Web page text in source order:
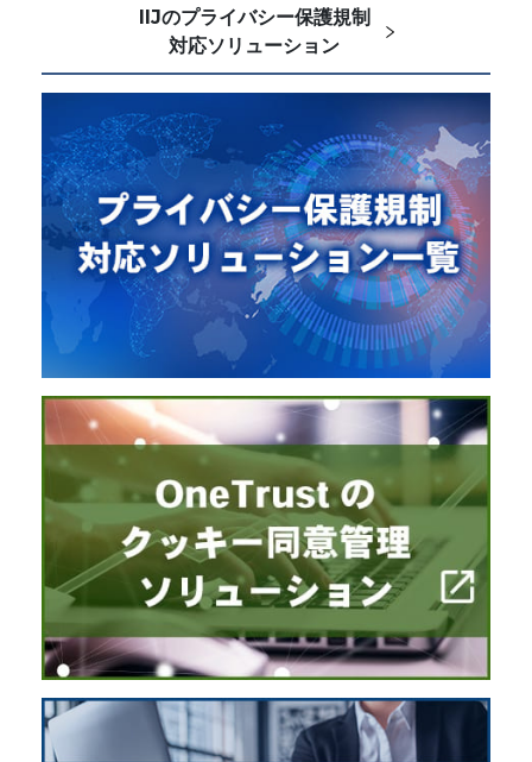
IIJのプライバシー保護規制
対応ソリューション